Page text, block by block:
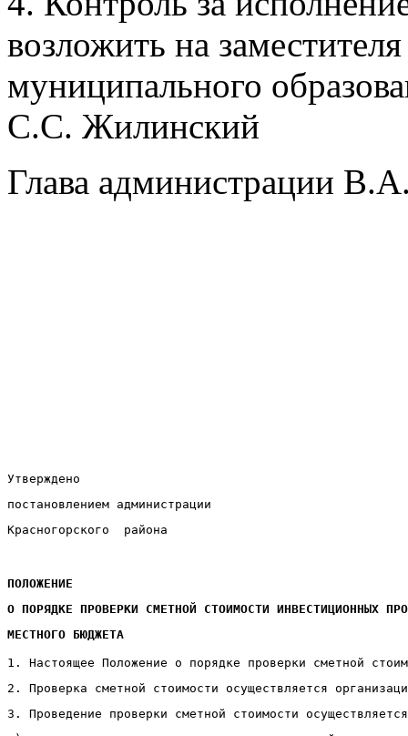
возложить на
муниципального
С.С. Жилинский
Глава администрации
Утверждено
постановлением администрации
Красногорского  района
ПОЛОЖЕНИЕ
О ПОРЯДКЕ ПРОВЕРКИ СМЕТНОЙ СТОИМОСТИ ИНВЕСТИЦИОННЫХ
МЕСТНОГО БЮДЖЕТА
1. Настоящее Положение о порядке проверки сметной
2. Проверка сметной стоимости осуществляется
3. Проведение проверки сметной стоимости